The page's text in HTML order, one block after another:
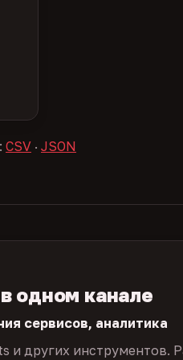
CSV · JSON
одном канале
сервисов, аналитика
и других инструментов.